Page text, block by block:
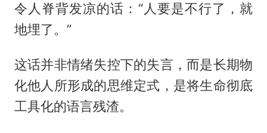
令人脊背发凉的话：“人要是不行了，就
地埋了。”
这话并非情绪失控下的失言，而是长期物
化他人所形成的思维定式，是将生命彻底
工具化的语言残渣。